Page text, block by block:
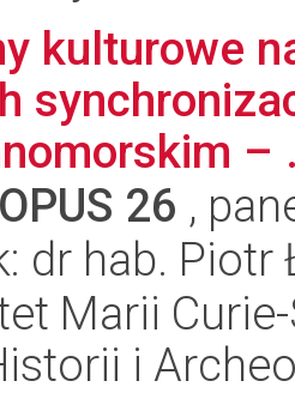
kulturowe
–
OPUS 26 ,
dr hab. Piotr
Marii
i